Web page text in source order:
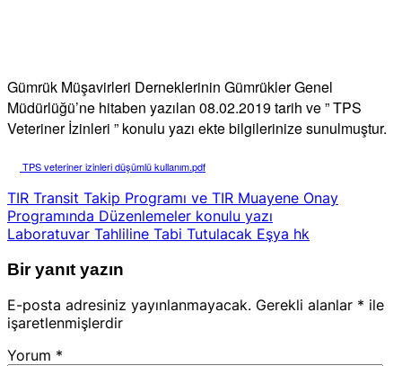
Gümrük Müşavirleri Derneklerinin Gümrükler Genel
Müdürlüğü’ne hitaben yazılan 08.02.2019 tarih ve ” TPS
Veteriner İzinleri ” konulu yazı ekte bilgilerinize sunulmuştur.
TPS veteriner izinleri düşümlü kullanım.pdf
TIR Transit Takip Programı ve TIR Muayene Onay
Programında Düzenlemeler konulu yazı
Laboratuvar Tahliline Tabi Tutulacak Eşya hk
Bir yanıt yazın
E-posta adresiniz yayınlanmayacak. Gerekli alanlar * ile
işaretlenmişlerdir
Yorum *